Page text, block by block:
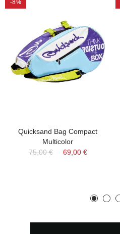
-8%
Quicksand Bag Compact
Multicolor
75,00 €
69,00 €